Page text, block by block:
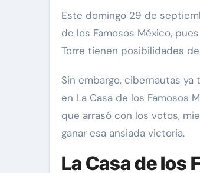
Este domingo 29 de septiembre se conocerá al ganador de la segunda temporada de La Casa
de los Famosos México,
Torre tienen posibilidades
Sin embargo, cibernautas
en La Casa de los Famosos
que arrasó con los votos,
ganar esa ansiada victoria.
La Casa de